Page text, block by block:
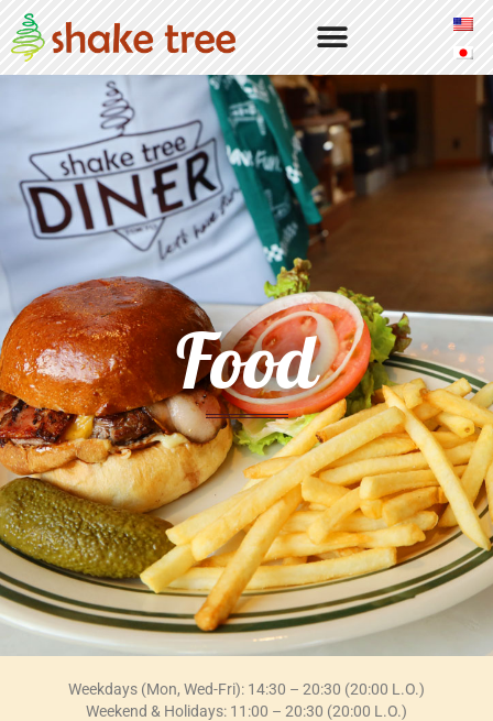
Our Burgers
Our Story
Locations
Shake Tree Burger & Bar
Access & Info
Atmosphere
Menu
Dinner
Drinks
Lunch
To Go
Party Courses
Shake Tree Diner
Access & Info
Atmosphere
Food
Weekdays (Mon, Wed-Fri): 14:30 – 20:30 (20:00 L.O.)
Weekend & Holidays: 11:00 – 20:30 (20:00 L.O.)